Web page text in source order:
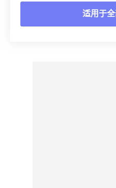
适用于